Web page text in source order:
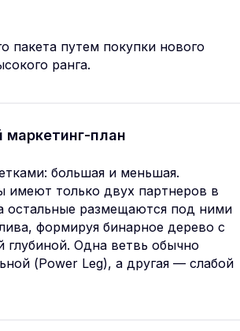
пакета путем покупки нового
ранга.
маркетинг-план
большая и меньшая.
имеют только двух партнеров в
остальные размещаются под ними
формируя бинарное дерево с
глубиной. Одна ветвь обычно
(Power Leg), а другая — слабой